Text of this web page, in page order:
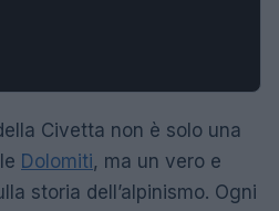
Civetta non è solo una
Dolomiti, ma un vero e
storia dell’alpinismo. Ogni